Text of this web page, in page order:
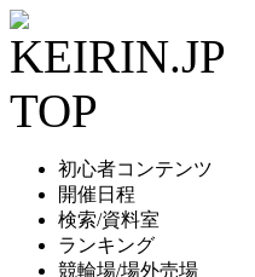
初心者コンテンツ
開催日程
検索/資料室
ランキング
競輪場/場外売場